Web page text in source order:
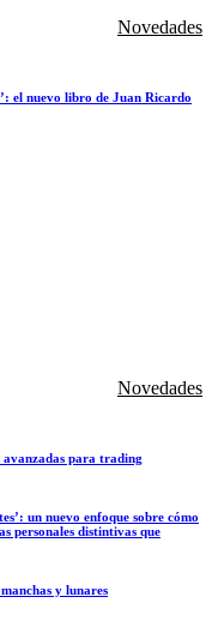
Novedades
el nuevo libro de Juan Ricardo
Novedades
para trading
un nuevo enfoque sobre cómo
personales distintivas que
y lunares